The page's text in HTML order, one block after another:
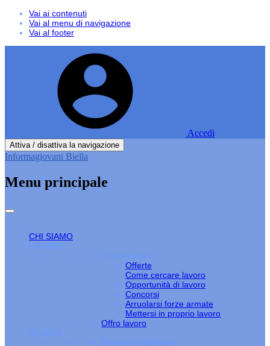
Vai ai contenuti
Vai al menu di navigazione
Vai al footer
Accedi
Attiva / disattiva la navigazione
Informagiovani Biella
Menu principale
CHI SIAMO
LAVORO
Cerco Lavoro
Offerte
Come cercare lavoro
Opportunità di lavoro
Concorsi
Arruolarsi forze armate
Mettersi in proprio lavoro
Offro lavoro
STUDIO
Scuole nel Biellese